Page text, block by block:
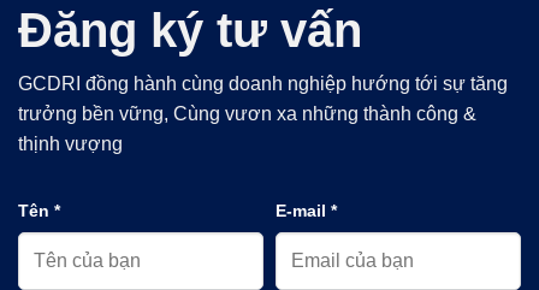
Đăng ký tư vấn
GCDRI đồng hành cùng doanh nghiệp hướng tới sự tăng
trưởng bền vững, Cùng vươn xa những thành công &
thịnh vượng
Tên * E-mail *